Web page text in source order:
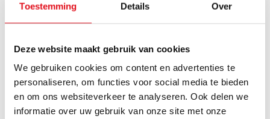
Toestemming Details Over
Deze website maakt gebruik van cookies
We gebruiken cookies om content en advertenties te
personaliseren, om functies voor social media te bieden
en om ons websiteverkeer te analyseren. Ook delen we
informatie over uw gebruik van onze site met onze
Wat is het verschil tussen Eco WiFi en
Kan ik deze radiator eerst elektrisch
gebruiken en later aansluiten op de cv-
installatie?